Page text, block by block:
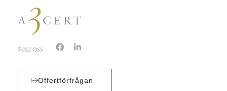
Följ oss
Offertförfrågan